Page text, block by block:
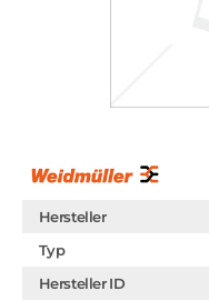
Hersteller
Typ
Hersteller ID